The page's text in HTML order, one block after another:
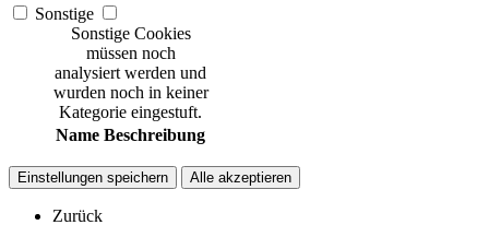
Sonstige
Sonstige Cookies
müssen noch
analysiert werden und
wurden noch in keiner
Kategorie eingestuft.
Name Beschreibung
Einstellungen speichern Alle akzeptieren
Zurück